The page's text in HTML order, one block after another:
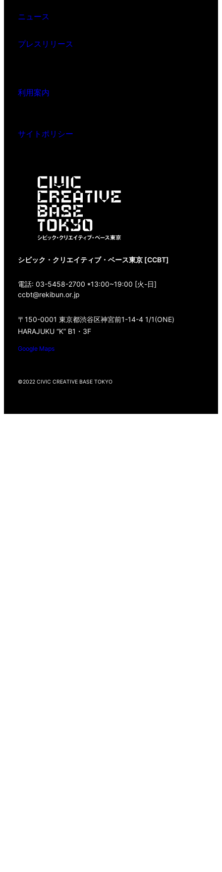
ニュース
プレスリリース
利用案内
サイトポリシー
シビック・クリエイティブ・ベース東京 [CCBT]
電話: 03-5458-2700 *13:00~19:00 [火-日]
ccbt@rekibun.or.jp
〒150-0001 東京都渋谷区神宮前1-14-4 1/1(ONE)
HARAJUKU “K” B1・3F
Google Maps
©2022 CIVIC CREATIVE BASE TOKYO